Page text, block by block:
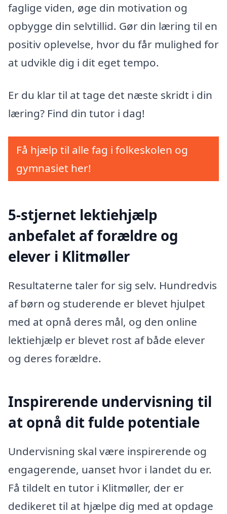
faglige viden, øge din motivation og
opbygge din selvtillid. Gør din læring til en
positiv oplevelse, hvor du får mulighed for
at udvikle dig i dit eget tempo.
Er du klar til at tage det næste skridt i din
læring? Find din tutor i dag!
Få hjælp til alle fag i folkeskolen og
gymnasiet her!
5-stjernet lektiehjælp
anbefalet af forældre og
elever i Klitmøller
Resultaterne taler for sig selv. Hundredvis
af børn og studerende er blevet hjulpet
med at opnå deres mål, og den online
lektiehjælp er blevet rost af både elever
og deres forældre.
Inspirerende undervisning til
at opnå dit fulde potentiale
Undervisning skal være inspirerende og
engagerende, uanset hvor i landet du er.
Få tildelt en tutor i Klitmøller, der er
dedikeret til at hjælpe dig med at opdage